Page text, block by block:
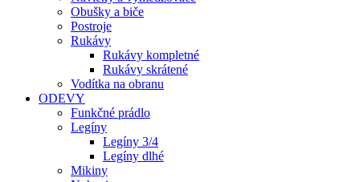
Obušky a biče
Postroje
Rukávy
Rukávy kompletné
Rukávy skrátené
Vodítka na obranu
ODEVY
Funkčné prádlo
Legíny
Legíny 3/4
Legíny dlhé
Mikiny